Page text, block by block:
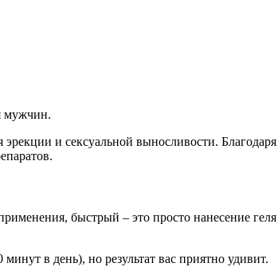
мужчин.
и сексуальной выносливости.
быстрый – это просто нанесение
в день), но результат вас приятно удивит.